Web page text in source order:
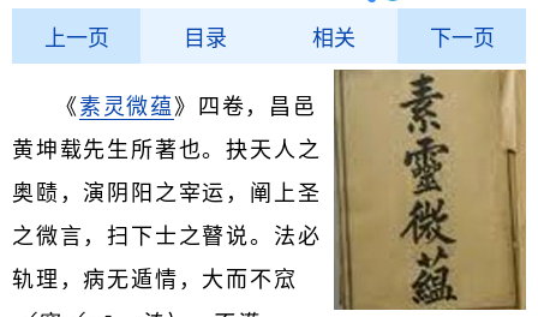
上一页 目录 相关 下一页
《 素灵微蕴 》四卷，昌邑
黄坤载先生所著也。抉天人之
奥赜，演阴阳之宰运，阐上圣
之微言，扫下士之瞽说。法必
轨理，病无遁情，大而不窊